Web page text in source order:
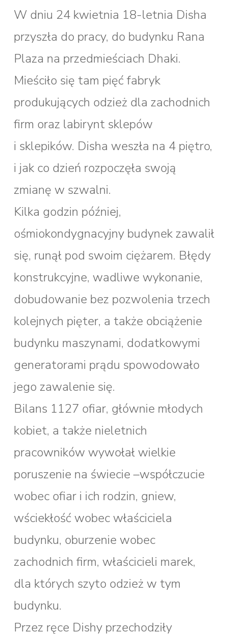
W dniu 24 kwietnia 18-letnia Disha
przyszła do pracy, do budynku Rana
Plaza na przedmieściach Dhaki.
Mieściło się tam pięć fabryk
produkujących odzież dla zachodnich
firm oraz labirynt sklepów
i sklepików. Disha weszła na 4 piętro,
i jak co dzień rozpoczęła swoją
zmianę w szwalni.
Kilka godzin później,
ośmiokondygnacyjny budynek zawalił
się, runął pod swoim ciężarem. Błędy
konstrukcyjne, wadliwe wykonanie,
dobudowanie bez pozwolenia trzech
kolejnych pięter, a także obciążenie
budynku maszynami, dodatkowymi
generatorami prądu spowodowało
jego zawalenie się.
Bilans 1127 ofiar, głównie młodych
kobiet, a także nieletnich
pracowników wywołał wielkie
poruszenie na świecie –współczucie
wobec ofiar i ich rodzin, gniew,
wściekłość wobec właściciela
budynku, oburzenie wobec
zachodnich firm, właścicieli marek,
dla których szyto odzież w tym
budynku.
Przez ręce Dishy przechodziły